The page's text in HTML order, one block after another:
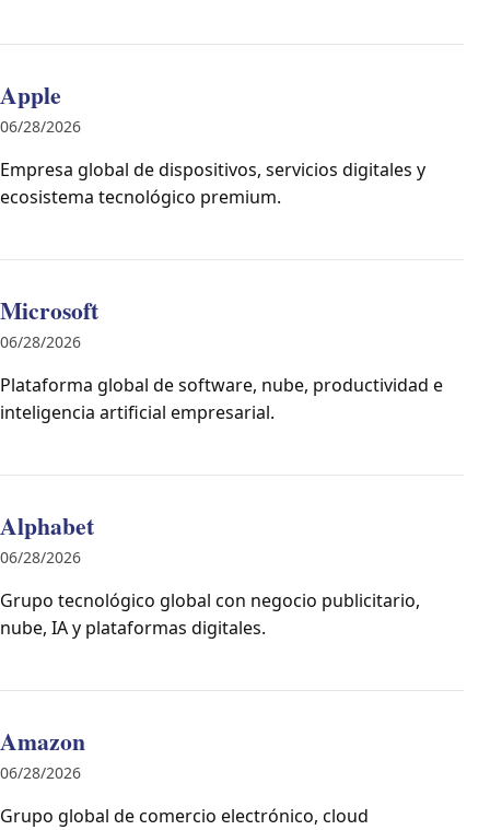
Apple
06/28/2026
Empresa global de dispositivos, servicios digitales y
ecosistema tecnológico premium.
Microsoft
06/28/2026
Plataforma global de software, nube, productividad e
inteligencia artificial empresarial.
Alphabet
06/28/2026
Grupo tecnológico global con negocio publicitario,
nube, IA y plataformas digitales.
Amazon
06/28/2026
Grupo global de comercio electrónico, cloud